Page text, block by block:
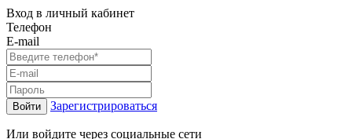
Вход в личный кабинет
Телефон
E-mail
Войти Зарегистрироваться
Или войдите через социальные сети